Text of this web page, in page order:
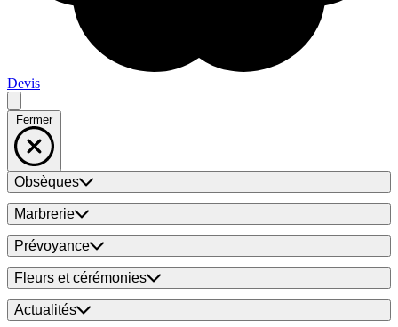
Devis
Fermer
Obsèques
Marbrerie
Prévoyance
Fleurs et cérémonies
Actualités